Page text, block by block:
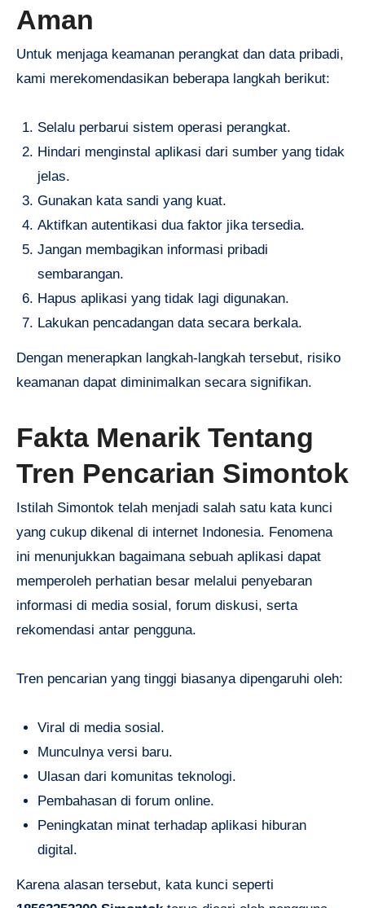
Aman
Untuk menjaga keamanan perangkat dan data pribadi,
kami merekomendasikan beberapa langkah berikut:
Selalu perbarui sistem operasi perangkat.
Hindari menginstal aplikasi dari sumber yang tidak
jelas.
Gunakan kata sandi yang kuat.
Aktifkan autentikasi dua faktor jika tersedia.
Jangan membagikan informasi pribadi
sembarangan.
Hapus aplikasi yang tidak lagi digunakan.
Lakukan pencadangan data secara berkala.
Dengan menerapkan langkah-langkah tersebut, risiko
keamanan dapat diminimalkan secara signifikan.
Fakta Menarik Tentang
Tren Pencarian Simontok
Istilah Simontok telah menjadi salah satu kata kunci
yang cukup dikenal di internet Indonesia. Fenomena
ini menunjukkan bagaimana sebuah aplikasi dapat
memperoleh perhatian besar melalui penyebaran
informasi di media sosial, forum diskusi, serta
rekomendasi antar pengguna.
Tren pencarian yang tinggi biasanya dipengaruhi oleh:
Viral di media sosial.
Munculnya versi baru.
Ulasan dari komunitas teknologi.
Pembahasan di forum online.
Peningkatan minat terhadap aplikasi hiburan
digital.
Karena alasan tersebut, kata kunci seperti